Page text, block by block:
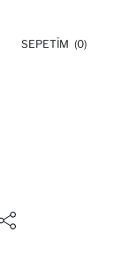
SEPETIM (0)